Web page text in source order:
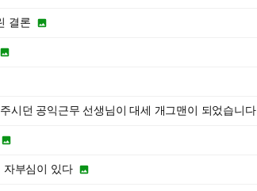
결론 

시던 공익근무 선생님이 대세 개그맨이 되었습니다

자부심이 있다 